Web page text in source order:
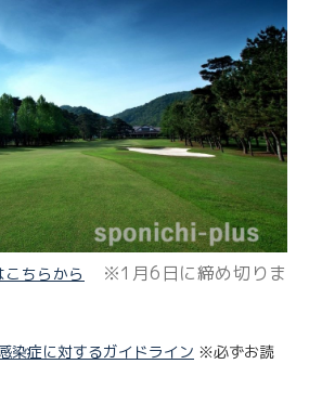
ちらから
※1月6日に締め切りま
染症に対するガイドライン ※必ずお読